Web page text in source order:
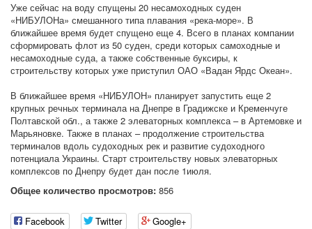
Уже сейчас на воду спущены 20 несамоходных суден
«НИБУЛОНа» смешанного типа плавания «река-море». В
ближайшее время будет спущено еще 4. Всего в планах компании
сформировать флот из 50 суден, среди которых самоходные и
несамоходные суда, а также собственные буксиры, к
строительству которых уже приступил ОАО «Вадан Ярдс Океан».
В ближайшее время «НИБУЛОН» планирует запустить еще 2
крупных речных терминала на Днепре в Градижске и Кременчуге
Полтавской обл., а также 2 элеваторных комплекса – в Артемовке и
Марьяновке. Также в планах – продолжение строительства
терминалов вдоль судоходных рек и развитие судоходного
потенциала Украины. Старт строительству новых элеваторных
комплексов по Днепру будет дан после 1июля.
Общее количество просмотров: 856
Facebook Twitter Google+